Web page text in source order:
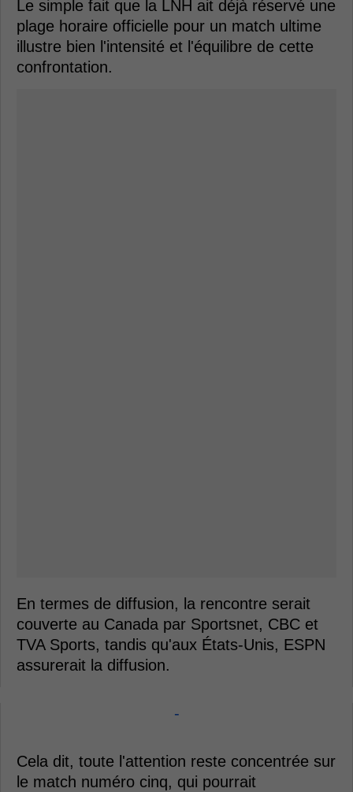
Le simple fait que la LNH ait déjà réservé une
plage horaire officielle pour un match ultime
illustre bien l'intensité et l'équilibre de cette
confrontation.
En termes de diffusion, la rencontre serait
couverte au Canada par Sportsnet, CBC et
TVA Sports, tandis qu'aux États-Unis, ESPN
assurerait la diffusion.
-
Cela dit, toute l'attention reste concentrée sur
le match numéro cinq, qui pourrait